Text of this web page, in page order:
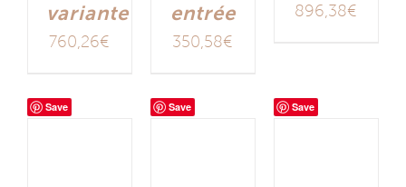
variante
760,26€
entrée
350,58€
896,38€
Save Save Save